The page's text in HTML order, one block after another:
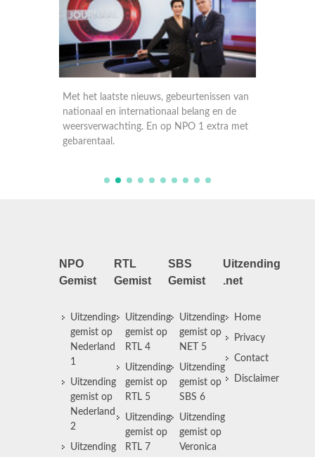
Met het laatste nieuws, gebeurtenissen van
nationaal en internationaal belang en de
weersverwachting. En op NPO 1 extra met
gebarentaal.
NPO
Gemist
Uitzending
gemist op
Nederland
1
Uitzending
gemist op
Nederland
2
Uitzending
RTL
Gemist
Uitzending
gemist op
RTL 4
Uitzending
gemist op
RTL 5
Uitzending
gemist op
RTL 7
SBS
Gemist
Uitzending
gemist op
NET 5
Uitzending
gemist op
SBS 6
Uitzending
gemist op
Veronica
Uitzending
.net
Home
Privacy
Contact
Disclaimer